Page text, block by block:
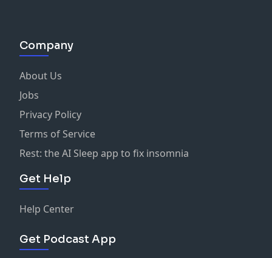
Company
About Us
Jobs
Privacy Policy
Terms of Service
Rest: the AI Sleep app to fix insomnia
Get Help
Help Center
Get Podcast App